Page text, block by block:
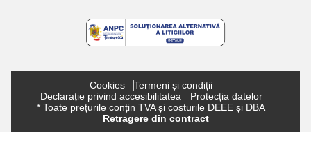
Cookies
Termeni și condiții
Declarație privind accesibilitatea
Protecția datelor
* Toate prețurile conțin TVA și costurile DEEE și DBA
Retragere din contract